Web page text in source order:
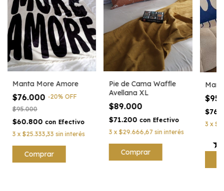
Manta More Amore
$76.000 -20% OFF
$95.000
$60.800 con Efectivo
3 x$25.333,33 sin interés
Pie de Cama Waffle
Avellana XL
$89.000
$71.200 con Efectivo
3 x$29.666,67 sin interés
3 x